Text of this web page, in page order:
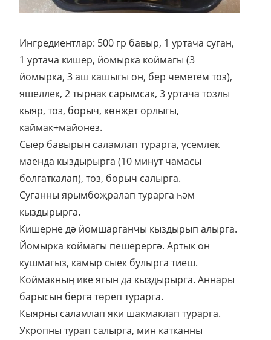
Ингредиентлар: 500 гр бавыр, 1 уртача суган,
1 уртача кишер, йомырка коймагы (3
йомырка, 3 аш кашыгы он, бер чеметем тоз),
яшеллек, 2 тырнак сарымсак, 3 уртача тозлы
кыяр, тоз, борыч, көнҗет орлыгы,
каймак+майонез.
Сыер бавырын саламлап турарга, үсемлек
маенда кыздырырга (10 минут чамасы
болгаткалап), тоз, борыч салырга.
Суганны ярымбоҗралап турарга һәм
кыздырырга.
Кишерне дә йомшарганчы кыздырып алырга.
Йомырка коймагы пешерергә. Артык он
кушмагыз, камыр сыек булырга тиеш.
Коймакның ике ягын да кыздырырга. Аннары
барысын бергә төреп турарга.
Кыярны саламлап яки шакмаклап турарга.
Укропны турап салырга, мин катканны